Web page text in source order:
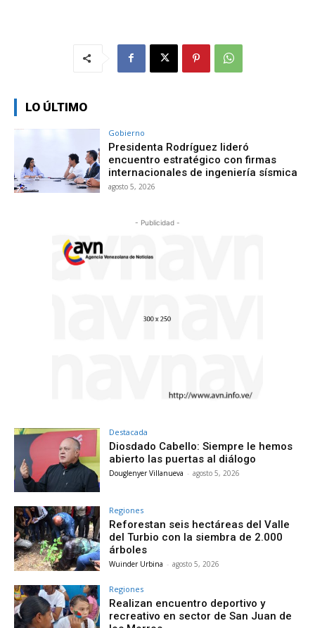
LO ÚLTIMO
Gobierno
Presidenta Rodríguez lideró
encuentro estratégico con firmas
internacionales de ingeniería sísmica
agosto 5, 2026
- Publicidad -
Destacada
Diosdado Cabello: Siempre le hemos
abierto las puertas al diálogo
Douglenyer Villanueva - agosto 5, 2026
Regiones
Reforestan seis hectáreas del Valle
del Turbio con la siembra de 2.000
árboles
Wuinder Urbina - agosto 5, 2026
Regiones
Realizan encuentro deportivo y
recreativo en sector de San Juan de